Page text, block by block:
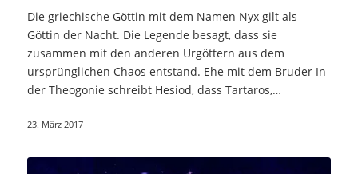
Die griechische Göttin mit dem Namen Nyx gilt als
Göttin der Nacht. Die Legende besagt, dass sie
zusammen mit den anderen Urgöttern aus dem
ursprünglichen Chaos entstand. Ehe mit dem Bruder In
der Theogonie schreibt Hesiod, dass Tartaros,…
23. März 2017